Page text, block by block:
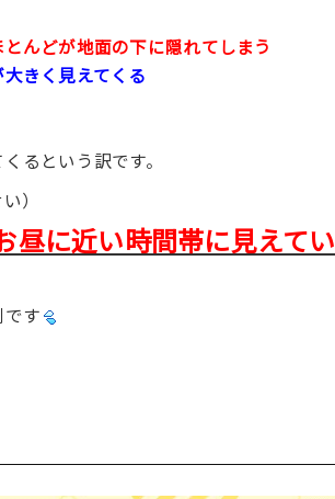
んどが地面の下に隠れてしまう
きく見えてくる
るという訳です。
）
昼に近い時間帯に見えてい
す